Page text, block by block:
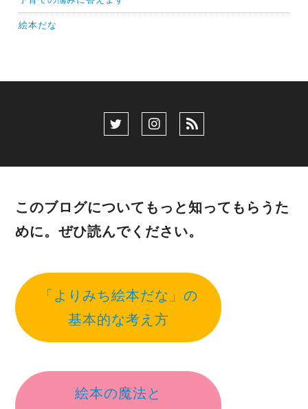
絵本だな
このブログについてもっと知ってもらうた
めに。ぜひ読んでください。
「よりみち絵本だな」の
基本的な考え方
絵本の魔法と